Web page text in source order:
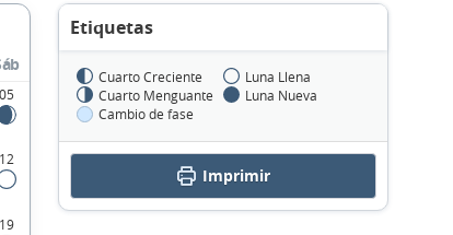
05
12
19
Etiquetas
Cuarto Creciente
Luna Llena
Cuarto Menguante
Luna Nueva
Cambio de fase
Imprimir